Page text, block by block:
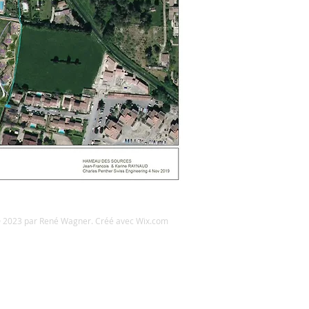
par René Wagner. Créé avec Wix.com